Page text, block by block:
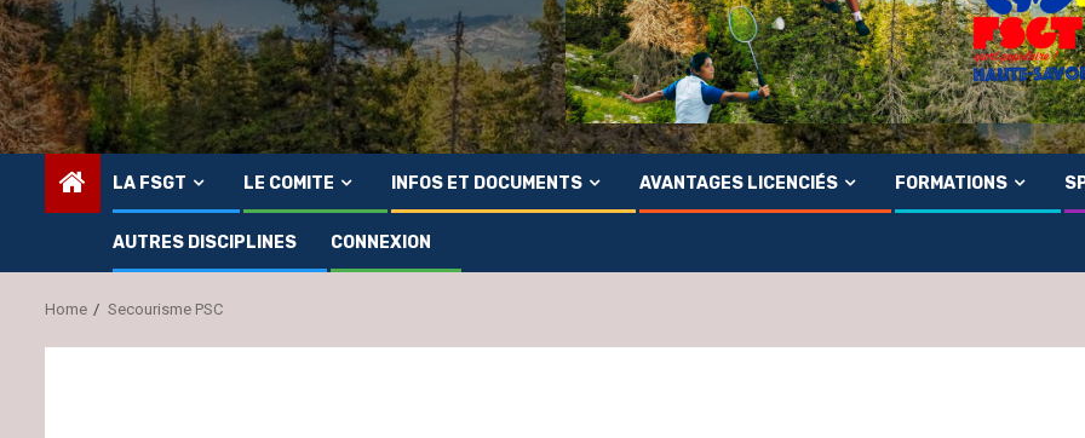
LA FSGT LE COMITE INFOS ET DOCUMENTS AVANTAGES LICENCIÉS FORMATIONS
AUTRES DISCIPLINES CONNEXION
Home Secourisme PSC